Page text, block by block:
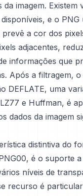
da imagem. Existem
e o PNG
a cor dos
adjacentes,
informações que
Após a filtragem,
DEFLATE, uma
e Huffman, é
dados da imagem
distintiva do
é o suporte
níveis de
recurso é